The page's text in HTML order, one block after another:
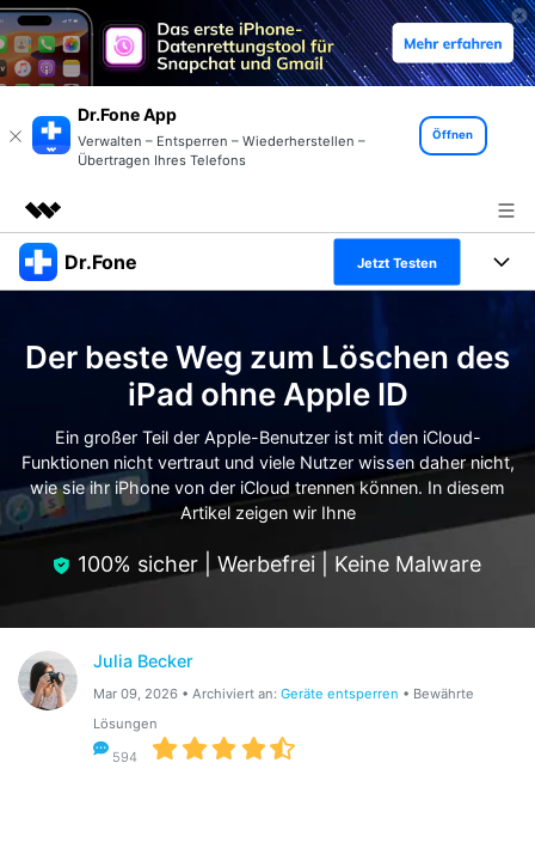
Dr.Fone App
Verwalten – Entsperren – Wiederherstellen –
Übertragen Ihres Telefons
Öffnen
Top-Produkte
Dienstprogramme
Überblick
Presseraum
Shop
Support
Dr.Fone Jetzt Testen
Alles-in-einem-Toolkit
Weitere Tools und Apps
Full Toolkit anzeigen >
Entdecken Sie weitere Dr.Fone-Lösungen
Lernen und Unterstützung
Ressourcen & Lernen
Hilfe und Unterstützung erhalten
Android 16 FRP-Umgehung
DOWNLOAD Anmelden
Suchen
Der beste Weg zum Löschen des
iPad ohne Apple ID
Ein großer Teil der Apple-Benutzer ist mit den iCloud-
Funktionen nicht vertraut und viele Nutzer wissen daher nicht,
wie sie ihr iPhone von der iCloud trennen können. In diesem
Artikel zeigen wir Ihne
100% sicher | Werbefrei | Keine Malware
Julia Becker
Mar 09, 2026 • Archiviert an: Geräte entsperren • Bewährte
Lösungen
594